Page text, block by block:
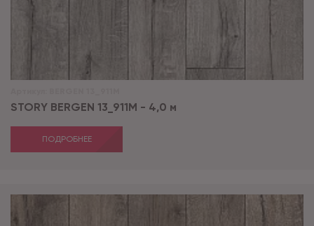
STORY BERGEN 13_911M - 4,0 м
ПОДРОБНЕЕ